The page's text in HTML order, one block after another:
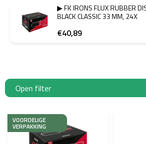
▶ FK IRONS FLUX RUBBER
BLACK CLASSIC 33 MM, 24X
€40,89
Open filter
L
VOORDELIGE
VERPAKKING